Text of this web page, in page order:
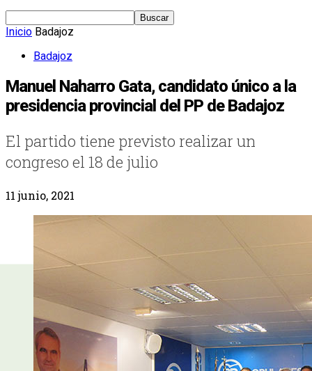
Inicio Badajoz
Badajoz
Manuel Naharro Gata, candidato único a la
presidencia provincial del PP de Badajoz
El partido tiene previsto realizar un
congreso el 18 de julio
11 junio, 2021